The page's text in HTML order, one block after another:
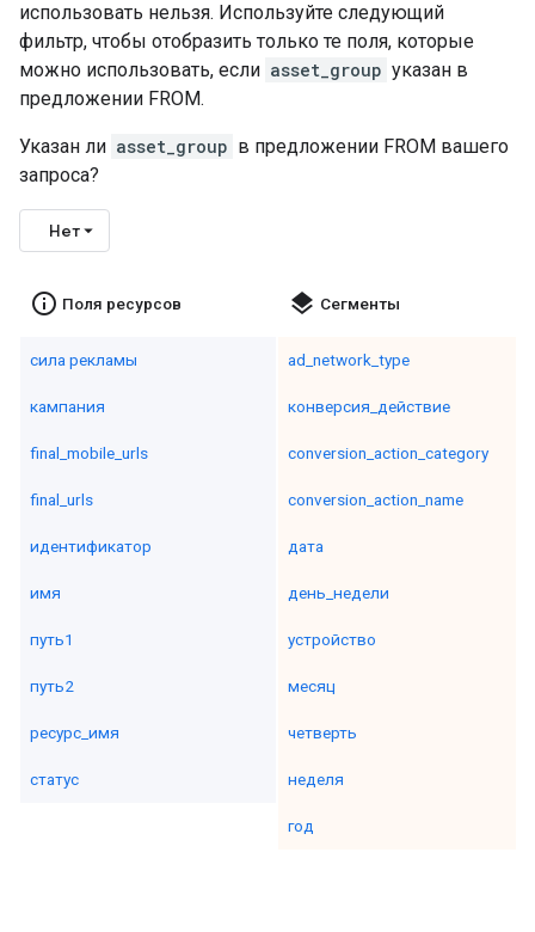
использовать нельзя. Используйте следующий
фильтр, чтобы отобразить только те поля, которые
можно использовать, если asset_group указан в
предложении FROM.
Указан ли asset_group в предложении FROM вашего
запроса?
Нет
info_outline Поля ресурсов
сила рекламы
кампания
final_mobile_urls
final_urls
идентификатор
имя
путь1
путь2
ресурс_имя
статус
layers Сегменты
ad_network_type
конверсия_действие
conversion_action_category
conversion_action_name
дата
день_недели
устройство
месяц
четверть
неделя
год